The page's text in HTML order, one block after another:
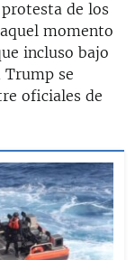
de los
momento
incluso bajo
Trump se
oficiales de